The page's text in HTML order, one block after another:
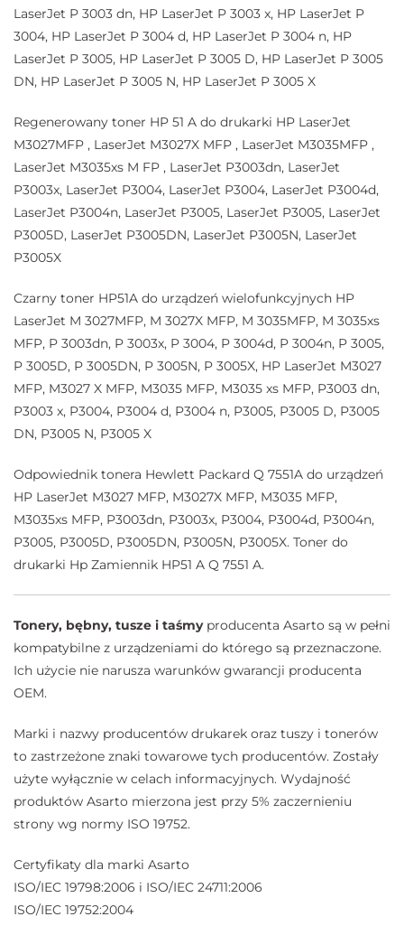
LaserJet P 3003 dn, HP LaserJet P 3003 x, HP LaserJet P
3004, HP LaserJet P 3004 d, HP LaserJet P 3004 n, HP
LaserJet P 3005, HP LaserJet P 3005 D, HP LaserJet P 3005
DN, HP LaserJet P 3005 N, HP LaserJet P 3005 X
Regenerowany toner HP 51 A do drukarki HP LaserJet
M3027MFP , LaserJet M3027X MFP , LaserJet M3035MFP ,
LaserJet M3035xs M FP , LaserJet P3003dn, LaserJet
P3003x, LaserJet P3004, LaserJet P3004, LaserJet P3004d,
LaserJet P3004n, LaserJet P3005, LaserJet P3005, LaserJet
P3005D, LaserJet P3005DN, LaserJet P3005N, LaserJet
P3005X
Czarny toner HP51A do urządzeń wielofunkcyjnych HP
LaserJet M 3027MFP, M 3027X MFP, M 3035MFP, M 3035xs
MFP, P 3003dn, P 3003x, P 3004, P 3004d, P 3004n, P 3005,
P 3005D, P 3005DN, P 3005N, P 3005X, HP LaserJet M3027
MFP, M3027 X MFP, M3035 MFP, M3035 xs MFP, P3003 dn,
P3003 x, P3004, P3004 d, P3004 n, P3005, P3005 D, P3005
DN, P3005 N, P3005 X
Odpowiednik tonera Hewlett Packard Q 7551A do urządzeń
HP LaserJet M3027 MFP, M3027X MFP, M3035 MFP,
M3035xs MFP, P3003dn, P3003x, P3004, P3004d, P3004n,
P3005, P3005D, P3005DN, P3005N, P3005X. Toner do
drukarki Hp Zamiennik HP51 A Q 7551 A.
Tonery, bębny, tusze i taśmyproducenta Asarto są w pełni
kompatybilne z urządzeniami do którego są przeznaczone.
Ich użycie nie narusza warunków gwarancji producenta
OEM.
Marki i nazwy producentów drukarek oraz tuszy i tonerów
to zastrzeżone znaki towarowe tych producentów. Zostały
użyte wyłącznie w celach informacyjnych. Wydajność
produktów Asarto mierzona jest przy 5% zaczernieniu
strony wg normy ISO 19752.
Certyfikaty dla marki Asarto
ISO/IEC 19798:2006 i ISO/IEC 24711:2006
ISO/IEC 19752:2004